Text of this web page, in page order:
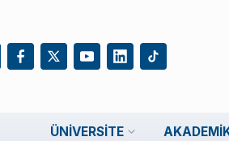
ÜNIVERSITE